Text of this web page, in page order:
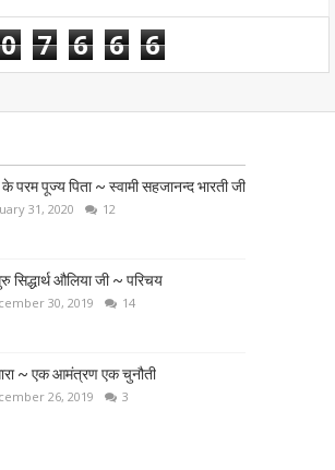
0 7 6 6 6
परम पूज्य पिता ~ स्वामी सहजानन्द भारती जी
31, 2020 12
सिद्धार्थ औलिया जी ~ परिचय
30, 2019 14
~ एक आमंत्रण एक चुनौती
26, 2019 3